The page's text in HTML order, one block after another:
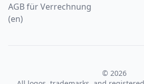
AGB für Verrechnung
(en)
© 2026